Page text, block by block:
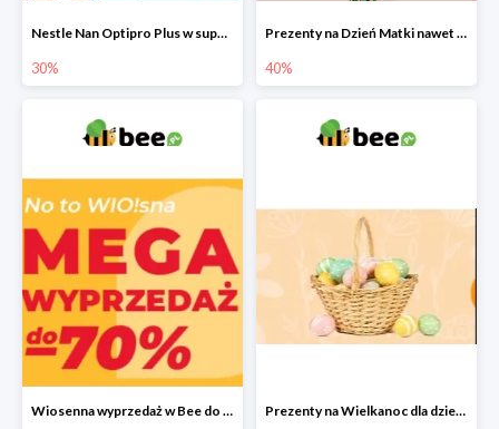
Nestle Nan Optipro Plus w super cenach!
30%
Prezenty na Dzień Matki nawet do -40%
40%
Wiosenna wyprzedaż w Bee do -70% Prezenty na Wielkanoc dla dzieci 2022 - upominki od Zajączka